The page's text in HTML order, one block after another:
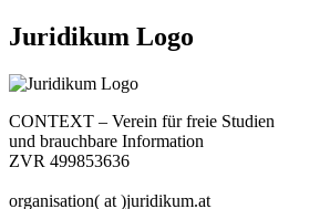
Juridikum Logo
CONTEXT – Verein für freie Studien
und brauchbare Information
ZVR 499853636
organisation( at )juridikum.at